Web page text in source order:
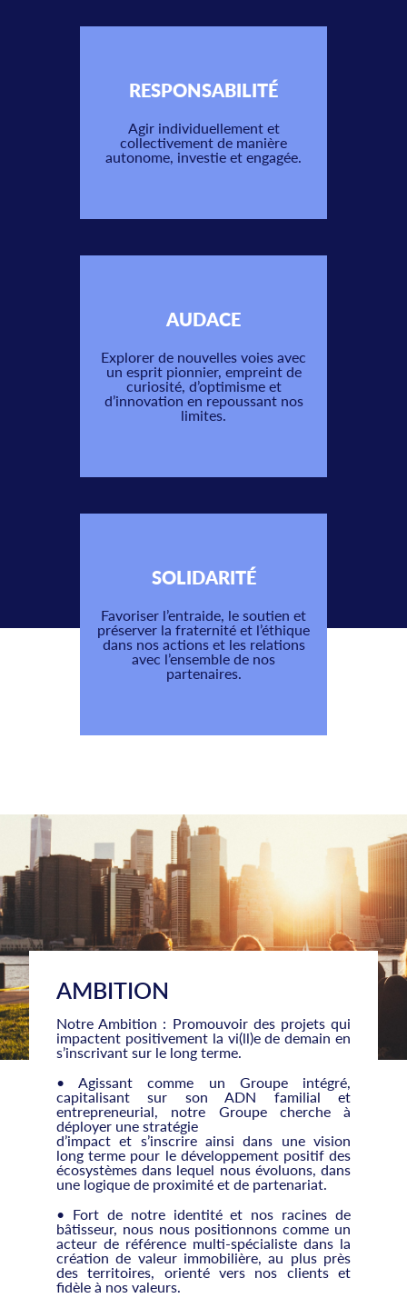
RESPONSABILITÉ
Agir individuellement et
collectivement de manière
autonome, investie et engagée.
AUDACE
Explorer de nouvelles voies avec
un esprit pionnier, empreint de
curiosité, d’optimisme et
d’innovation en repoussant nos
limites.
SOLIDARITÉ
Favoriser l’entraide, le soutien et
préserver la fraternité et l’éthique
dans nos actions et les relations
avec l’ensemble de nos
partenaires.
AMBITION
Notre Ambition : Promouvoir des projets qui
impactent positivement la vi(ll)e de demain en
s’inscrivant sur le long terme.
• Agissant comme un Groupe intégré,
capitalisant sur son ADN familial et
entrepreneurial, notre Groupe cherche à
déployer une stratégie
d’impact et s’inscrire ainsi dans une vision
long terme pour le développement positif des
écosystèmes dans lequel nous évoluons, dans
une logique de proximité et de partenariat.
• Fort de notre identité et nos racines de
bâtisseur, nous nous positionnons comme un
acteur de référence multi-spécialiste dans la
création de valeur immobilière, au plus près
des territoires, orienté vers nos clients et
fidèle à nos valeurs.